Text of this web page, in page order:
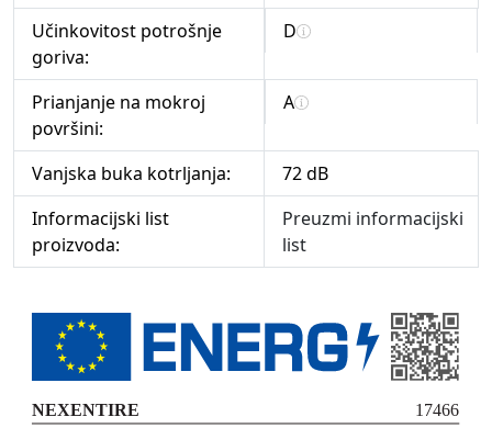
Učinkovitost potrošnje
goriva:
D
Prianjanje na mokroj
površini:
A
Vanjska buka kotrljanja:
72 dB
Informacijski list
proizvoda:
Preuzmi informacijski
list